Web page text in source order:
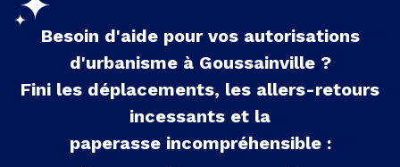
Besoin d'aide pour vos autorisations
d'urbanisme à Goussainville?
Fini les déplacements, les allers-retours
incessants et la
paperasse incompréhensible :